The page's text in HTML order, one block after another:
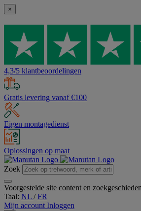
×
4,3/5 klantbeoordelingen
Gratis levering vanaf €100
Eigen montagedienst
Oplossingen op maat
Zoek
Voorgestelde site content en
Taal: NL /FR
Mijn account Inloggen